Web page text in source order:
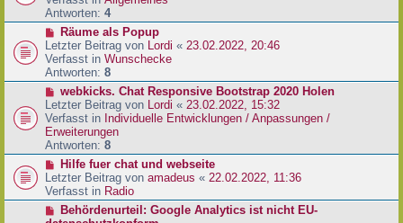
i
t
a
g
e
r
B
e
i
t
a
g
Antworten: 4
N
e
u
e
r
B
e
i
t
r
a
g
Räume als Popup
Letzter Beitrag von Lordi « 23.02.2022, 20:46
Verfasst in Wunschecke
Antworten: 8
N
e
u
e
r
B
e
i
t
webkicks. Chat Responsive Bootstrap 2020 Holen
Letzter Beitrag von Lordi « 23.02.2022, 15:32
Verfasst in Individuelle Entwicklungen / Anpassungen /
Erweiterungen
Antworten: 8
N
e
u
e
Hilfe fuer chat und webseite
Letzter Beitrag von amadeus « 22.02.2022, 11:36
Verfasst in Radio
NBehördenurteil: Google Analytics ist nicht EU-